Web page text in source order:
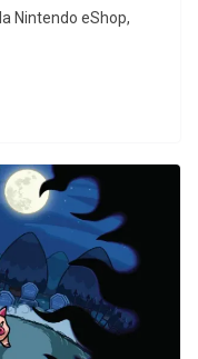
Nintendo eShop,